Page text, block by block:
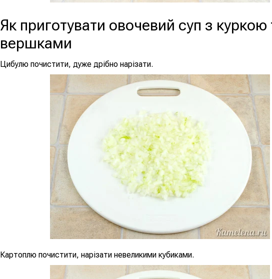
Як приготувати овочевий суп з куркою
вершками
Цибулю почистити, дуже дрібно нарізати.
Картоплю почистити, нарізати невеликими кубиками.